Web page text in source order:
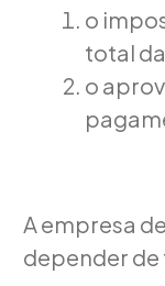
o
total
o
A empresa
depender de